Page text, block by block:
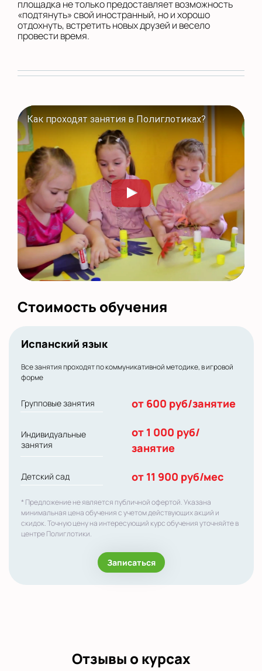
площадка не только предоставляет возможность
«подтянуть» свой иностранный, но и хорошо
отдохнуть, встретить новых друзей и весело
провести время.
Как проходят занятия в Полиглотиках?
Стоимость обучения
Испанский язык
Все занятия проходят по коммуникативной методике, в игровой
форме
Групповые занятия от 600 руб/занятие
Индивидуальные
занятия
от 1 000 руб/
занятие
Детский сад от 11 900 руб/мес
* Предложение не является публичной офертой. Указана
минимальная цена обучения с учетом действующих акций и
скидок. Точную цену на интересующий курс обучения уточняйте в
центре Полиглотики.
Записаться
Отзывы о курсах